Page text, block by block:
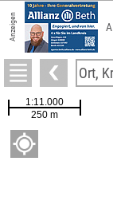
Anzeigen